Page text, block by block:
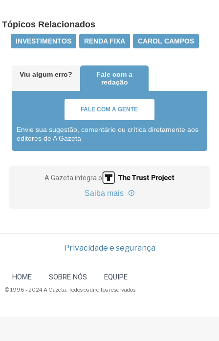
Tópicos Relacionados
INVESTIMENTOS RENDA FIXA CAROL CAMPOS
Viu algum erro?
Fale com a
redação
FALE COM A GENTE
Envie sua sugestão, comentário ou crítica diretamente aos
editores de A Gazeta
A Gazeta integra o
Saiba mais
Privacidade e segurança
HOME SOBRE NÓS EQUIPE
© 1996 - 2024 A Gazeta. Todos os direitos reservados